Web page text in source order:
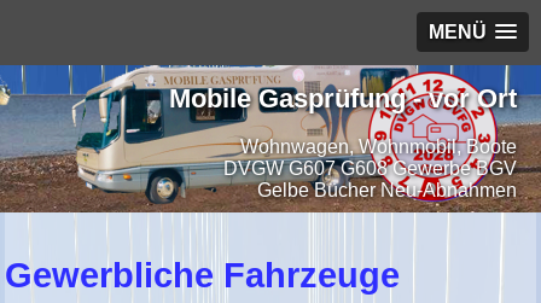
MENÜ
Mobile Gasprüfung - vor Ort
Wohnwagen, Wohnmobil, Boote
DVGW G607 G608 Gewerbe BGV
Gelbe Bücher Neu-Abnahmen
Gewerbliche Fahrzeuge